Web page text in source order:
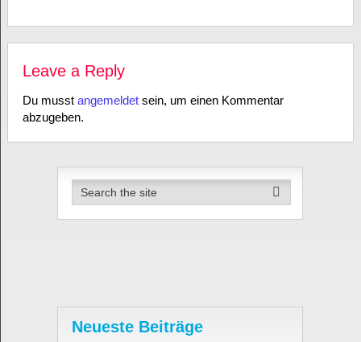
Leave a Reply
Du musst angemeldetsein, um einen Kommentar
abzugeben.
Neueste Beiträge